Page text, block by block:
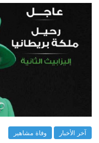
آخر الأخبار وفاة مشاهير